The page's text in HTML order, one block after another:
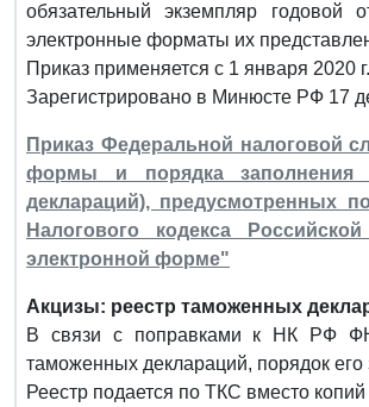
обязательный экземпляр годовой
электронные форматы их
Приказ применяется с 1 января 2020 г.
Зарегистрировано в Минюсте РФ 17
Приказ Федеральной налоговой
формы и порядка заполнения
деклараций), предусмотренных
Налогового кодекса
электронной форме"
Акцизы: реестр таможенных
В связи с поправками к НК РФ
таможенных деклараций, порядок
Реестр подается по ТКС вместо